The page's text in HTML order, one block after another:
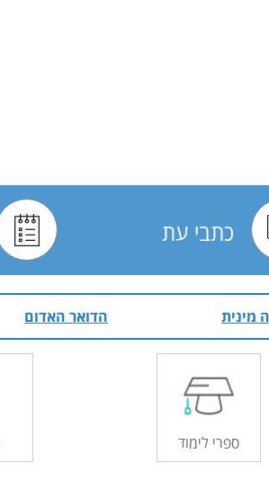
כתבי עת
מינית הדואר האדום
ספרי לימוד